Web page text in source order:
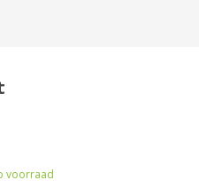
voorraad